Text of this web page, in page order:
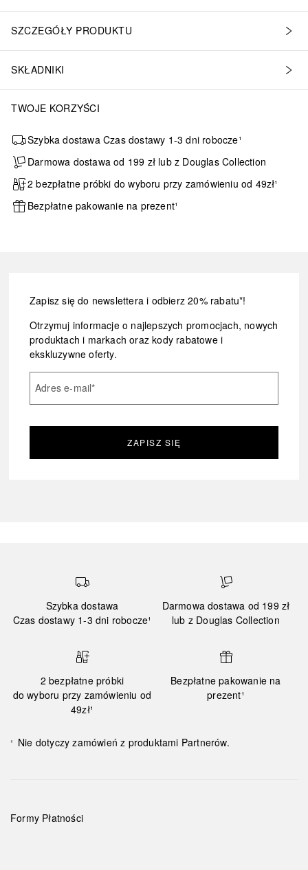
SZCZEGÓŁY PRODUKTU
SKŁADNIKI
TWOJE KORZYŚCI
Szybka dostawa Czas dostawy 1-3 dni robocze¹
Darmowa dostawa od 199 zł lub z Douglas Collection
2 bezpłatne próbki do wyboru przy zamówieniu od 49zł¹
Bezpłatne pakowanie na prezent¹
Zapisz się do newslettera i odbierz 20% rabatu*!
Otrzymuj informacje o najlepszych promocjach, nowych
produktach i markach oraz kody rabatowe i
ekskluzywne oferty.
Adres e-mail*
ZAPISZ SIĘ
Szybka dostawa
Czas dostawy 1-3 dni robocze¹
Darmowa dostawa od 199 zł
lub z Douglas Collection
2 bezpłatne próbki
do wyboru przy zamówieniu od
49zł¹
Bezpłatne pakowanie na
prezent¹
¹ Nie dotyczy zamówień z produktami Partnerów.
Formy Płatności